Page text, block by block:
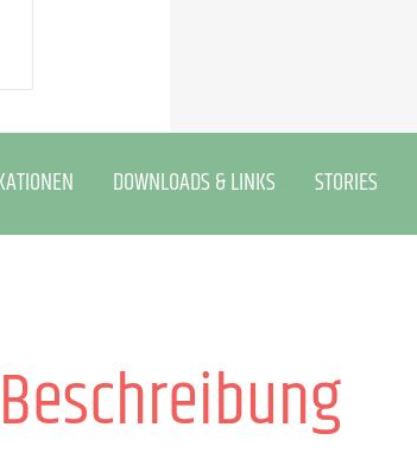
DOWNLOADS & LINKS STORIES
Beschreibung